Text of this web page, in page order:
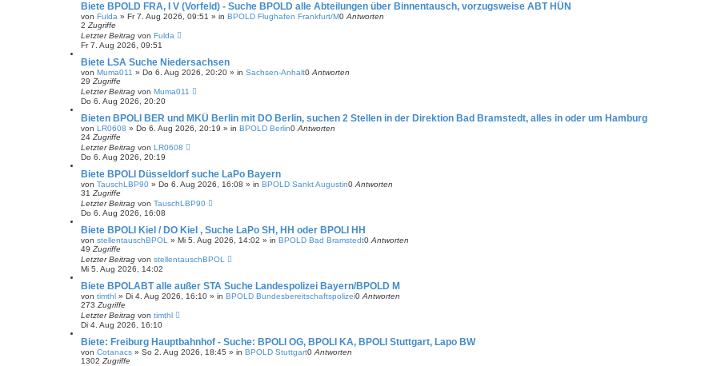
Biete BPOLD FRA, I V (Vorfeld) - Suche BPOLD alle Abteilungen über Binnentausch, vorzugsweise ABT HÜN
von Fulda » Fr 7. Aug 2026, 09:51 » in BPOLD Flughafen Frankfurt/M0 Antworten
2 Zugriffe
Letzter Beitrag von Fulda
Fr 7. Aug 2026, 09:51
Biete LSA Suche Niedersachsen
von Muma011 » Do 6. Aug 2026, 20:20 » in Sachsen-Anhalt0 Antworten
29 Zugriffe
Letzter Beitrag von Muma011
Do 6. Aug 2026, 20:20
Bieten BPOLI BER und MKÜ Berlin mit DO Berlin, suchen 2 Stellen in der Direktion Bad Bramstedt, alles in oder um Hamburg
von LR0608 » Do 6. Aug 2026, 20:19 » in BPOLD Berlin0 Antworten
24 Zugriffe
Letzter Beitrag von LR0608
Do 6. Aug 2026, 20:19
Biete BPOLI Düsseldorf suche LaPo Bayern
von TauschLBP90 » Do 6. Aug 2026, 16:08 » in BPOLD Sankt Augustin0 Antworten
31 Zugriffe
Letzter Beitrag von TauschLBP90
Do 6. Aug 2026, 16:08
Biete BPOLI Kiel / DO Kiel , Suche LaPo SH, HH oder BPOLI HH
von stellentauschBPOL » Mi 5. Aug 2026, 14:02 » in BPOLD Bad Bramstedt0 Antworten
49 Zugriffe
Letzter Beitrag von stellentauschBPOL
Mi 5. Aug 2026, 14:02
Biete BPOLABT alle außer STA Suche Landespolizei Bayern/BPOLD M
von timthl » Di 4. Aug 2026, 16:10 » in BPOLD Bundesbereitschaftspolizei0 Antworten
273 Zugriffe
Letzter Beitrag von timthl
Di 4. Aug 2026, 16:10
Biete: Freiburg Hauptbahnhof - Suche: BPOLI OG, BPOLI KA, BPOLI Stuttgart, Lapo BW
von Cotanacs » So 2. Aug 2026, 18:45 » in BPOLD Stuttgart0 Antworten
1302 Zugriffe